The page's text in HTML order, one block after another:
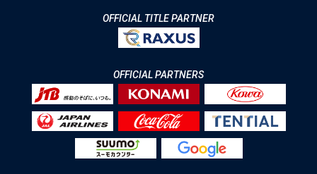
OFFICIAL TITLE PARTNER
OFFICIAL PARTNERS